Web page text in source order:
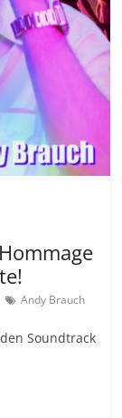
Andy Brauch
Soundtrack